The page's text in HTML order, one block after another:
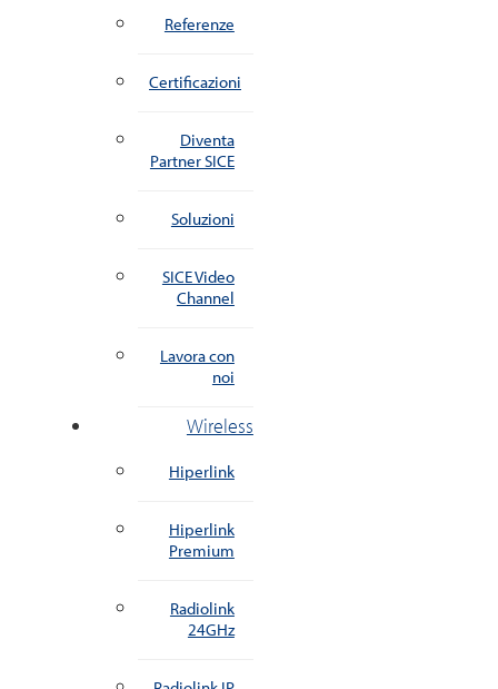
Referenze
Certificazioni
Diventa
Partner SICE
Soluzioni
SICE Video
Channel
Lavora con
noi
Wireless
Hiperlink
Hiperlink
Premium
Radiolink
24GHz